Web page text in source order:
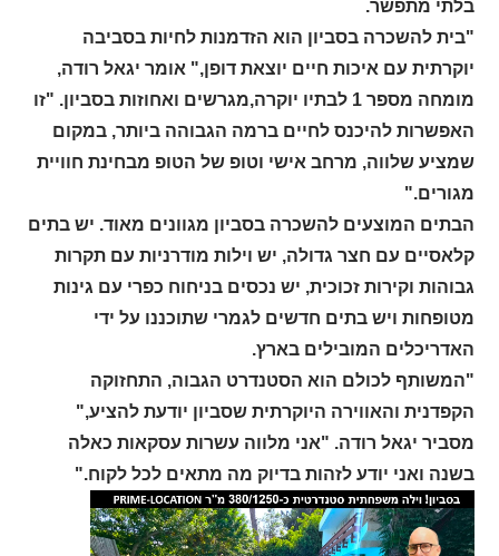
בלתי מתפשר.
"בית להשכרה בסביון הוא הזדמנות לחיות בסביבה
יוקרתית עם איכות חיים יוצאת דופן," אומר יגאל רודה,
מומחה מספר 1 לבתיו יוקרה,מגרשים ואחוזות בסביון. "זו
האפשרות להיכנס לחיים ברמה הגבוהה ביותר, במקום
שמציע שלווה, מרחב אישי וטופ של הטופ מבחינת חוויית
מגורים."
הבתים המוצעים להשכרה בסביון מגוונים מאוד. יש בתים
קלאסיים עם חצר גדולה, יש וילות מודרניות עם תקרות
גבוהות וקירות זכוכית, יש נכסים בניחוח כפרי עם גינות
מטופחות ויש בתים חדשים לגמרי שתוכננו על ידי
האדריכלים המובילים בארץ.
"המשותף לכולם הוא הסטנדרט הגבוה, התחזוקה
הקפדנית והאווירה היוקרתית שסביון יודעת להציע,"
מסביר יגאל רודה. "אני מלווה עשרות עסקאות כאלה
בשנה ואני יודע לזהות בדיוק מה מתאים לכל לקוח."